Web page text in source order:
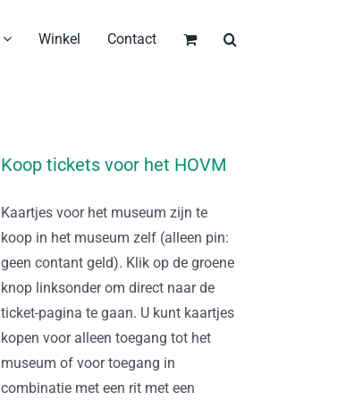
Winkel Contact
Koop tickets voor het HOVM
Kaartjes voor het museum zijn te
koop in het museum zelf (alleen pin:
geen contant geld). Klik op de groene
knop linksonder om direct naar de
ticket-pagina te gaan. U kunt kaartjes
kopen voor alleen toegang tot het
museum of voor toegang in
combinatie met een rit met een